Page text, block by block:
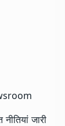
जारी